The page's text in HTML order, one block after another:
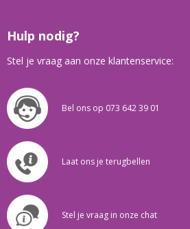
Hulp nodig?
Stel je vraag aan onze klantenservice:
Bel ons op 073 642 39 01
Laat ons je terugbellen
Stel je vraag in onze chat